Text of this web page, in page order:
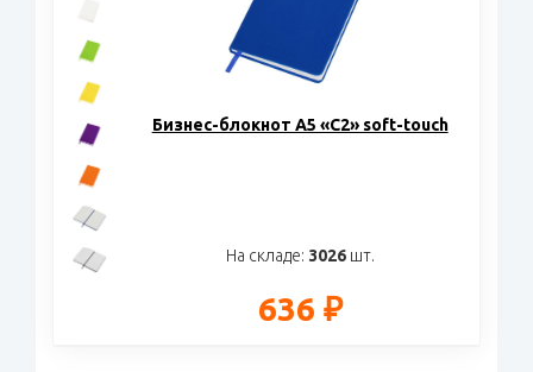
Бизнес-блокнот А5 «C2» soft-touch
На складе: 3026шт.
636 ₽